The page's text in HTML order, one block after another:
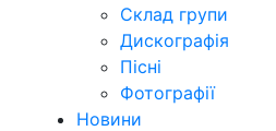
Склад групи
Дискографія
Пісні
Фотографії
Новини